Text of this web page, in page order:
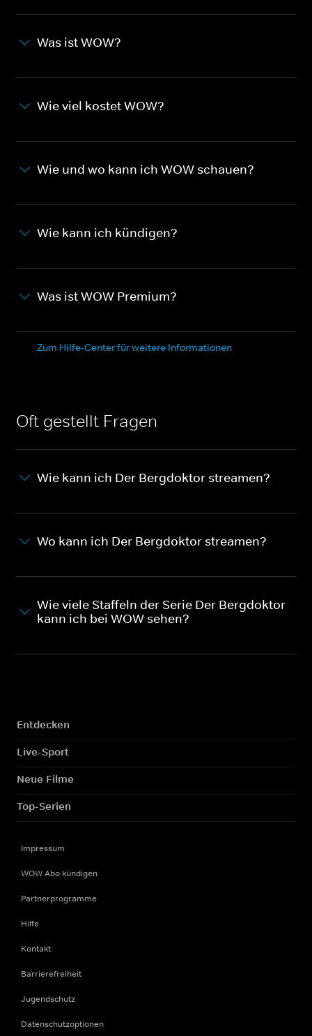
Was ist WOW?
Wie viel kostet WOW?
Wie und wo kann ich WOW schauen?
Wie kann ich kündigen?
Was ist WOW Premium?
Zum Hilfe-Center für weitere Informationen
Oft gestellt Fragen
Wie kann ich Der Bergdoktor streamen?
Wo kann ich Der Bergdoktor streamen?
Wie viele Staffeln der Serie Der Bergdoktor
kann ich bei WOW sehen?
Entdecken
Live-Sport
Neue Filme
Top-Serien
Impressum
WOW Abo kündigen
Partnerprogramme
Hilfe
Kontakt
Barrierefreiheit
Jugendschutz
Datenschutzoptionen